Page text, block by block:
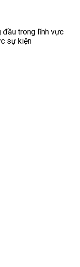
đầu trong lĩnh vực
sự kiện